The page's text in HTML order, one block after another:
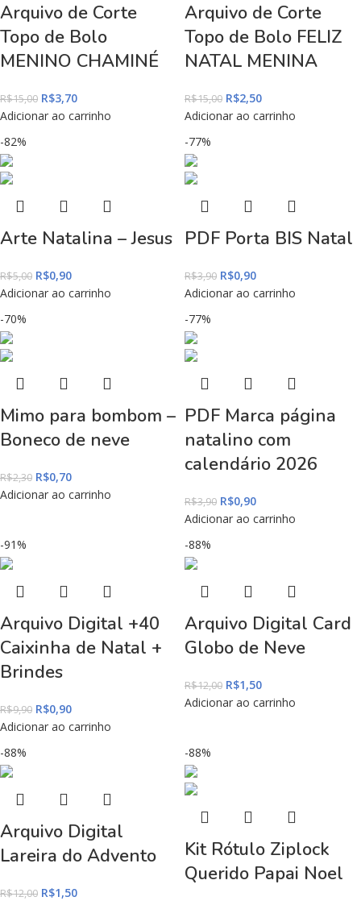
Arquivo de Corte
Topo de Bolo
MENINO CHAMINÉ
R$15,00 R$3,70
Adicionar ao carrinho
Arquivo de Corte
Topo de Bolo FELIZ
NATAL MENINA
R$15,00 R$2,50
Adicionar ao carrinho
-82%
Arte Natalina – Jesus
R$5,00 R$0,90
Adicionar ao carrinho
-77%
PDF Porta BIS Natal
R$3,90 R$0,90
Adicionar ao carrinho
-70%
Mimo para bombom –
Boneco de neve
R$2,30 R$0,70
Adicionar ao carrinho
-77%
PDF Marca página
natalino com
calendário 2026
R$3,90 R$0,90
Adicionar ao carrinho
-91%
Arquivo Digital +40
Caixinha de Natal +
Brindes
R$9,90 R$0,90
Adicionar ao carrinho
-88%
Arquivo Digital Card
Globo de Neve
R$12,00 R$1,50
Adicionar ao carrinho
-88%
Arquivo Digital
Lareira do Advento
R$12,00 R$1,50
-88%
Kit Rótulo Ziplock
Querido Papai Noel